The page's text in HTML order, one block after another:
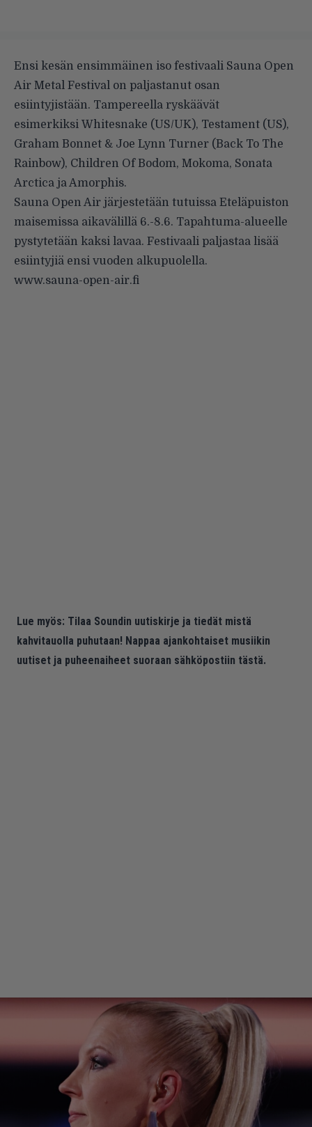
Ensi kesän ensimmäinen iso festivaali Sauna Open
Air Metal Festival on paljastanut osan
esiintyjistään. Tampereella ryskäävät
esimerkiksi Whitesnake (US/UK), Testament (US),
Graham Bonnet & Joe Lynn Turner (Back To The
Rainbow), Children Of Bodom, Mokoma, Sonata
Arctica ja Amorphis.
Sauna Open Air järjestetään tutuissa Eteläpuiston
maisemissa aikavälillä 6.-8.6. Tapahtuma-alueelle
pystytetään kaksi lavaa. Festivaali paljastaa lisää
esiintyjiä ensi vuoden alkupuolella.
www.sauna-open-air.fi
Lue myös: Tilaa Soundin uutiskirje ja tiedät mistä
kahvitauolla puhutaan! Nappaa ajankohtaiset musiikin
uutiset ja puheenaiheet suoraan sähköpostiin tästä.